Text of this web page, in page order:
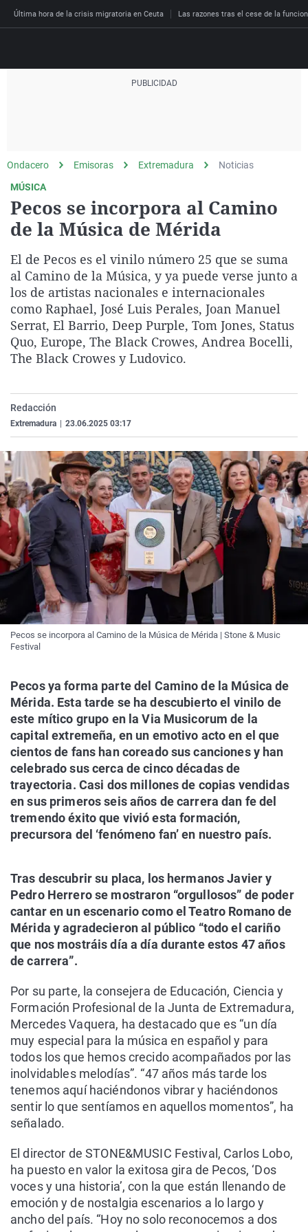
Última hora de la crisis migratoria en Ceuta Las razones tras el cese de la
Julia en la onda
La brújula
Radioestadio noche
El colegio invisible
La rosa de los vientos
Gente viajera
Expedientes del más
El viaje del Guernica
Prohibido morirse
Esto no ha pasado
Caso
Retornados
Operación Viuda
Baleares
Cantabria
Comunidad de Madrid
Comunitat Valenciana
Extremadura
Galicia
Navarra
Economía
Deportes
Tenis
Motor
El tiempo
Más noticias
Salud
Cultura
Gastronomía
Medio ambiente
Virales
Televisión
Ondacero Emisoras Extremadura
Noticias
MÚSICA
Pecos se incorpora al Camino
de la Música de Mérida
El de Pecos es el vinilo número 25 que se suma
al Camino de la Música, y ya puede verse junto a
los de artistas nacionales e internacionales
como Raphael, José Luis Perales, Joan Manuel
Serrat, El Barrio, Deep Purple, Tom Jones, Status
Quo, Europe, The Black Crowes, Andrea Bocelli,
The Black Crowes y Ludovico.
Redacción
Extremadura 23.06.2025 03:17
Pecos se incorpora al Camino de la Música de Mérida | Stone & Music
Festival
Pecos ya forma parte del Camino de la Música de
Mérida. Esta tarde se ha descubierto el vinilo de
este mítico grupo en la Via Musicorum de la
capital extremeña, en un emotivo acto en el que
cientos de fans han coreado sus canciones y han
celebrado sus cerca de cinco décadas de
trayectoria. Casi dos millones de copias vendidas
en sus primeros seis años de carrera dan fe del
tremendo éxito que vivió esta formación,
precursora del ‘fenómeno fan’ en nuestro país.
Tras descubrir su placa, los hermanos Javier y
Pedro Herrero se mostraron “orgullosos” de poder
cantar en un escenario como el Teatro Romano de
Mérida y agradecieron al público “todo el cariño
que nos mostráis día a día durante estos 47 años
de carrera”.
Por su parte, la consejera de Educación, Ciencia y
Formación Profesional de la Junta de Extremadura,
Mercedes Vaquera, ha destacado que es “un día
muy especial para la música en español y para
todos los que hemos crecido acompañados por las
inolvidables melodías”. “47 años más tarde los
tenemos aquí haciéndonos vibrar y haciéndonos
sentir lo que sentíamos en aquellos momentos”, ha
señalado.
El director de STONE&MUSIC Festival, Carlos Lobo,
ha puesto en valor la exitosa gira de Pecos, ‘Dos
voces y una historia’, con la que están llenando de
emoción y de nostalgia escenarios a lo largo y
ancho del país. “Hoy no solo reconocemos a dos